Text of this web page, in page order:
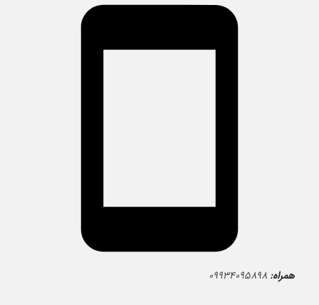
همراه: ۰۹۹۳۴۰۹۵۸۹۸